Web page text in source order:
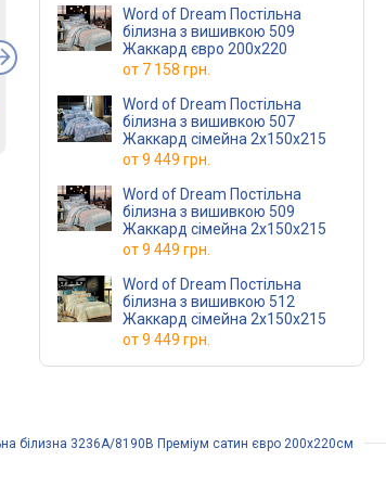
Word of Dream Постільна
білизна з вишивкою 509
Жаккард євро 200х220
от 7 158 грн.
Word of Dream Постільна
білизна з вишивкою 507
Жаккард сімейна 2х150х215
от9 449 грн.
Word of Dream Постільна
білизна з вишивкою 509
Жаккард сімейна 2х150х215
от9 449 грн.
Word of Dream Постільна
білизна з вишивкою 512
Жаккард сімейна 2х150х215
от9 449 грн.
білизна 3236А/8190В Преміум сатин євро 200х220см